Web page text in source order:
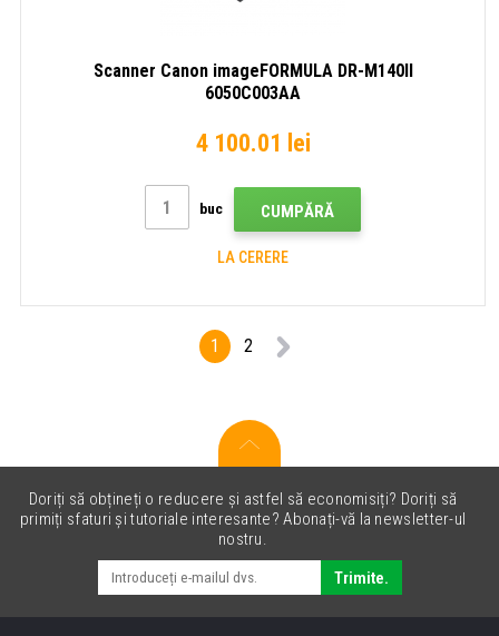
Scanner Canon imageFORMULA DR-M140II
6050C003AA
4 100.01 lei
buc CUMPĂRĂ
LA CERERE
1 2
Doriți să obțineți o reducere și astfel să economisiți? Doriți să
primiți sfaturi și tutoriale interesante? Abonați-vă la newsletter-ul
nostru.
Trimite.